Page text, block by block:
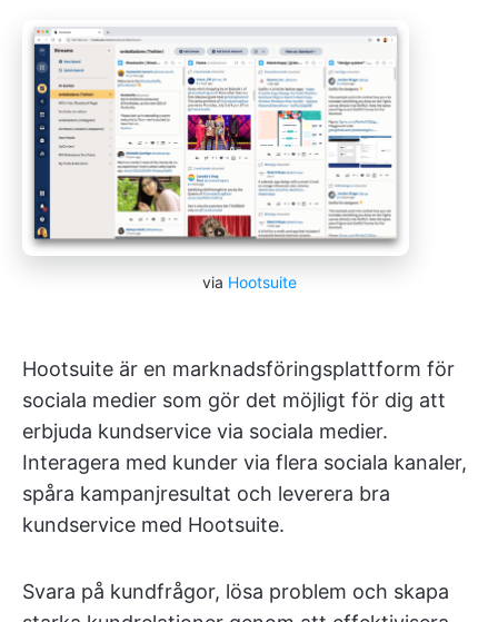
via Hootsuite
Hootsuite är en marknadsföringsplattform för
sociala medier som gör det möjligt för dig att
erbjuda kundservice via sociala medier.
Interagera med kunder via flera sociala kanaler,
spåra kampanjresultat och leverera bra
kundservice med Hootsuite.
Svara på kundfrågor, lösa problem och skapa